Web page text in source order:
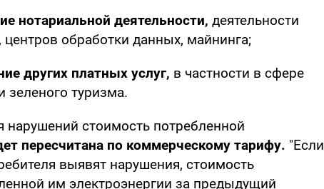
нотариальной деятельности, деятельности
центров обработки данных, майнинга;
других платных услуг, в частности в сфере
зеленого туризма.
нарушений стоимость потребленной
пересчитана по коммерческому тарифу. "Если
выявят нарушения, стоимость
им электроэнергии за предыдущий